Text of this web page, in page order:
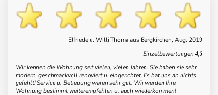
Elfriede u. Willi Thoma aus Bergkirchen, Aug. 2019
Einzelbewertungen 4,6
Wir kennen die Wohnung seit vielen, vielen Jahren. Sie haben sie sehr
modern, geschmackvoll renoviert u. eingerichtet. Es hat uns an nichts
gefehlt! Service u. Betreuung waren sehr gut. Wir werden Ihre
Wohnung bestimmt weiterempfehlen u. auch wiederkommen!